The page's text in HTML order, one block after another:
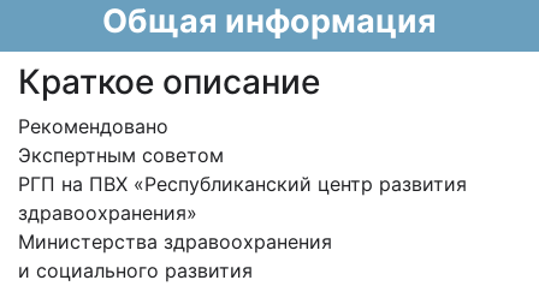
Общая информация
Краткое описание
Рекомендовано
Экспертным советом
РГП на ПВХ «Республиканский центр развития
здравоохранения»
Министерства здравоохранения
и социального развития